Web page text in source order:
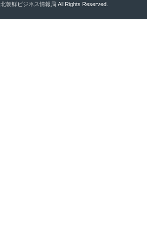
北朝鮮ビジネス情報局 .All Rights Reserved.